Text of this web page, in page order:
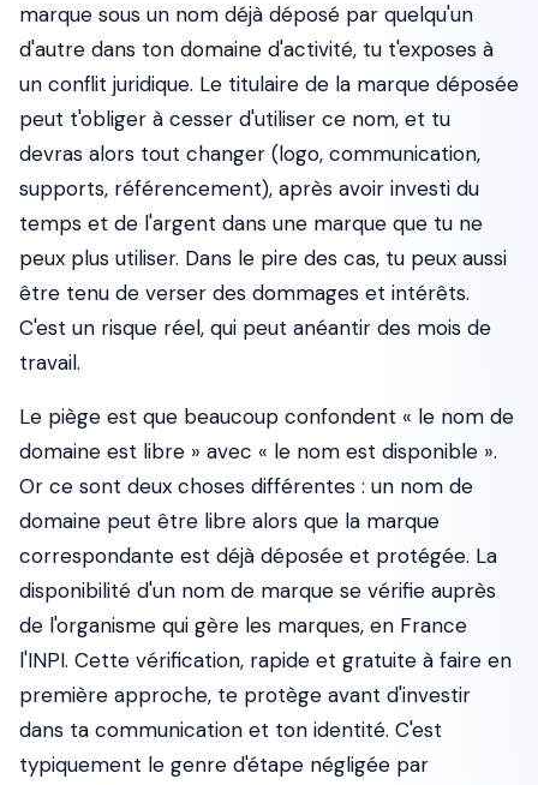
marque sous un nom déjà déposé par quelqu'un
d'autre dans ton domaine d'activité, tu t'exposes à
un conflit juridique. Le titulaire de la marque déposée
peut t'obliger à cesser d'utiliser ce nom, et tu
devras alors tout changer (logo, communication,
supports, référencement), après avoir investi du
temps et de l'argent dans une marque que tu ne
peux plus utiliser. Dans le pire des cas, tu peux aussi
être tenu de verser des dommages et intérêts.
C'est un risque réel, qui peut anéantir des mois de
travail.
Le piège est que beaucoup confondent « le nom de
domaine est libre » avec « le nom est disponible ».
Or ce sont deux choses différentes : un nom de
domaine peut être libre alors que la marque
correspondante est déjà déposée et protégée. La
disponibilité d'un nom de marque se vérifie auprès
de l'organisme qui gère les marques, en France
l'INPI. Cette vérification, rapide et gratuite à faire en
première approche, te protège avant d'investir
dans ta communication et ton identité. C'est
typiquement le genre d'étape négligée par